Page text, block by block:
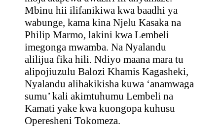
Mbinu hii ilifanikiwa kwa baadhi ya
wabunge, kama kina Njelu Kasaka na
Philip Marmo, lakini kwa Lembeli
imegonga mwamba. Na Nyalandu
alilijua fika hili. Ndiyo maana mara tu
alipojiuzulu Balozi Khamis Kagasheki,
Nyalandu alihakikisha kuwa ‘anamwaga
sumu’ kali akimtuhumu Lembeli na
Kamati yake kwa kuongopa kuhusu
Operesheni Tokomeza.